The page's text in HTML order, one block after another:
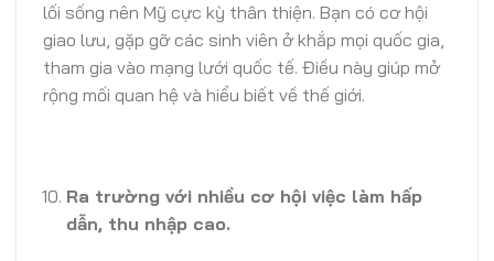
lối sống nên Mỹ cực kỳ thân thiện. Bạn có cơ hội
giao lưu, gặp gỡ các sinh viên ở khắp mọi quốc gia,
tham gia vào mạng lưới quốc tế. Điều này giúp mở
rộng mối quan hệ và hiểu biết về thế giới.
Ra trường với nhiều cơ hội việc làm hấp
dẫn, thu nhập cao.